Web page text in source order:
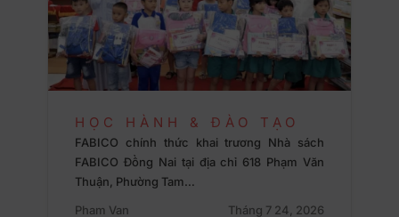
HỌC HÀNH & ĐÀO TẠO
FABICO chính thức khai trương Nhà sách
FABICO Đồng Nai tại địa chỉ 618 Phạm Văn
Thuận, Phường Tam…
Pham Van
Tháng 7 24, 2026